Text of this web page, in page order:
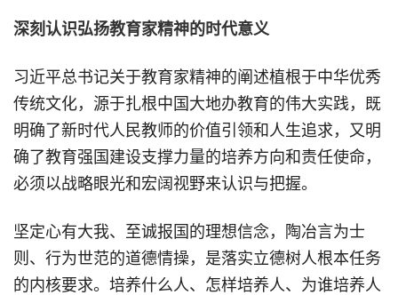
深刻认识弘扬教育家精神的时代意义
习近平总书记关于教育家精神的阐述植根于中华优秀
传统文化，源于扎根中国大地办教育的伟大实践，既
明确了新时代人民教师的价值引领和人生追求，又明
确了教育强国建设支撑力量的培养方向和责任使命，
必须以战略眼光和宏阔视野来认识与把握。
坚定心有大我、至诚报国的理想信念，陶冶言为士
则、行为世范的道德情操，是落实立德树人根本任务
的内核要求。培养什么人、怎样培养人、为谁培养人